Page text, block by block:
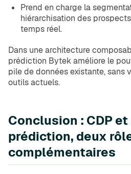
Prend en charge la
hiérarchisation des
temps réel.
Dans une architecture
prédiction Bytek améliore le
pile de données existante, sans
outils actuels.
Conclusion : CDP
prédiction, deux
complémentaires